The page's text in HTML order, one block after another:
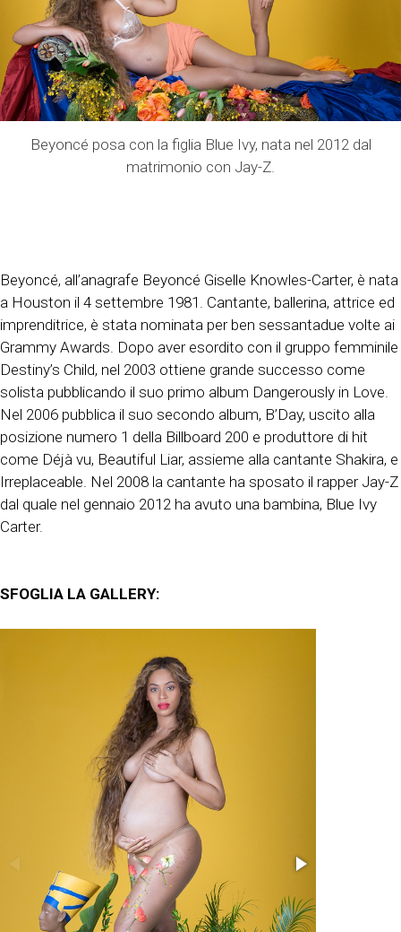
Beyoncé posa con la figlia Blue Ivy, nata nel 2012 dal
matrimonio con Jay-Z.
Beyoncé, all’anagrafe Beyoncé Giselle Knowles-Carter, è nata
a Houston il 4 settembre 1981. Cantante, ballerina, attrice ed
imprenditrice, è stata nominata per ben sessantadue volte ai
Grammy Awards. Dopo aver esordito con il gruppo femminile
Destiny’s Child, nel 2003 ottiene grande successo come
solista pubblicando il suo primo album Dangerously in Love.
Nel 2006 pubblica il suo secondo album, B’Day, uscito alla
posizione numero 1 della Billboard 200 e produttore di hit
come Déjà vu, Beautiful Liar, assieme alla cantante Shakira, e
Irreplaceable. Nel 2008 la cantante ha sposato il rapper Jay-Z
dal quale nel gennaio 2012 ha avuto una bambina, Blue Ivy
Carter.
SFOGLIA LA GALLERY: